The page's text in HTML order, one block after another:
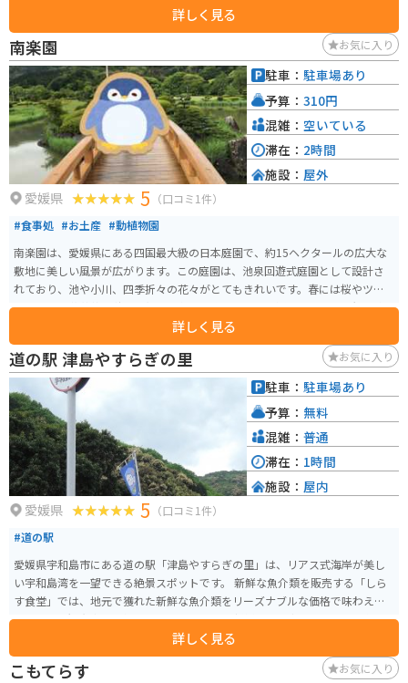
明媚な海岸線が続くので、ツーリングにも最適なエリアです。 特におすすめ
は、大月町の特産品である「めじかの漬け丼」です。新鮮なめじかを秘伝の
タレに漬け込んだ一品は、ご飯との相性も抜群です。また、道の駅に隣接す
る「大月町観光協会」では、観光パンフレットの配布や観光案内も行ってい
るので、ぜひ立ち寄ってみてください。
詳しく見る
南楽園 お気に入り
愛媛県 5 （口コミ1件）
#食事処 #お土産 #動植物園
南楽園は、愛媛県にある四国最大級の日本庭園で、約15ヘクタールの広大な
敷地に美しい風景が広がります。この庭園は、池泉回遊式庭園として設計さ
れており、池や小川、四季折々の花々がとてもきれいです。春には桜やツツ
ジ、夏には花菖蒲、秋には紅葉、冬には梅と、四季を通じて異なる景観を楽
境でゆっくりとした時間を過ごすことができます。また、季節ごとに開催さ
れる花のイベントや茶会、庭園ライトアップなども見どころの一つです。自
然の美しさと日本の伝統美を感じられる南楽園は、リラックスしたひととき
を過ごすのに最適なスポットです。
詳しく見る
駐車： 駐車場あり
予算： 310円
混雑： 空いている
滞在： 2時間
施設： 屋外
道の駅 津島やすらぎの里 お気に入り
愛媛県 5 （口コミ1件）
#道の駅
愛媛県宇和島市にある道の駅「津島やすらぎの里」は、リアス式海岸が美し
い宇和島湾を一望できる絶景スポットです。 新鮮な魚介類を販売する「しら
す食堂」では、地元で獲れた新鮮な魚介類をリーズナブルな価格で味わえる
とあって、観光客に人気です。 おすすめは、新鮮な魚介類をふんだんに使っ
た海鮮丼や、地元産のしらすを使ったしらす丼です。 また、お土産コーナー
では、地元産の柑橘類や海産物の加工品など、バラエティ豊かなお土産が販
売されています。 バイクで訪れる場合、道の駅には広々とした駐車場が完備
詳しく見る
駐車： 駐車場あり
予算： 無料
混雑： 普通
滞在： 1時間
施設： 屋内
こもてらす お気に入り